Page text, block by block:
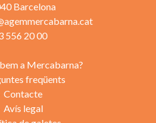
Barcelona
556 20 00
a Mercabarna?
freqüents
Contacte
Avís legal